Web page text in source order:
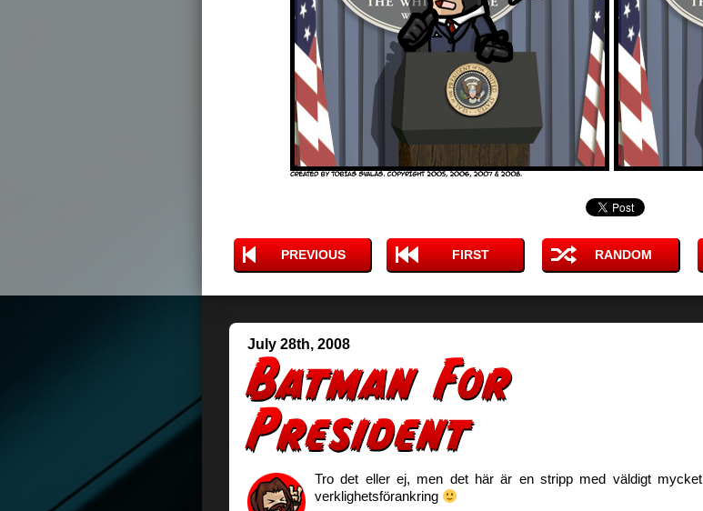
PREVIOUS FIRST RANDOM
July 28th, 2008
Tro det eller ej, men det här är en stripp med väldigt mycket
verklighetsförankring